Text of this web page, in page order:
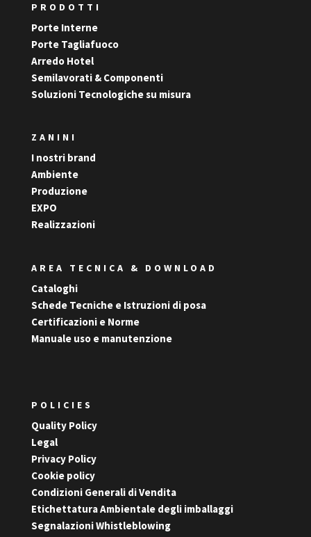
PRODOTTI
Porte Interne
Porte Tagliafuoco
Arredo Hotel
Semilavorati & Componenti
Soluzioni Tecnologiche su misura
ZANINI
I nostri brand
Ambiente
Produzione
EXPO
Realizzazioni
AREA TECNICA & DOWNLOAD
Cataloghi
Schede Tecniche e Istruzioni di posa
Certificazioni e Norme
Manuale uso e manutenzione
POLICIES
Quality Policy
Legal
Privacy Policy
Cookie policy
Condizioni Generali di Vendita
Etichettatura Ambientale degli imballaggi
Segnalazioni Whistleblowing